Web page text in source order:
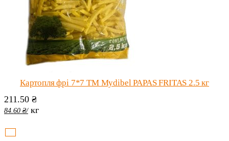
Картопля фрі 7*7 ТМ Mydibel PAPAS FRITAS 2.5 кг
211.50 ₴
84.60 ₴/ кг